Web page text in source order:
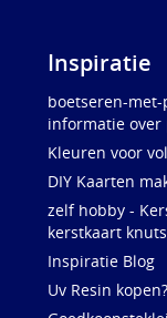
Inspiratie
boetseren-
informatie over
Kleuren voor
DIY Kaarten
zelf hobby -
kerstkaart
Inspiratie Blog
Uv Resin kopen?